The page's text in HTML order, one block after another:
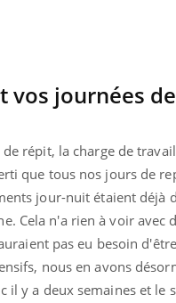
vos journées
répit, la charge de
que tous nos jours de
jour-nuit étaient déjà
Cela n'a rien à voir
pas eu besoin
nous en avons
il y a deux semaines et
les réactions